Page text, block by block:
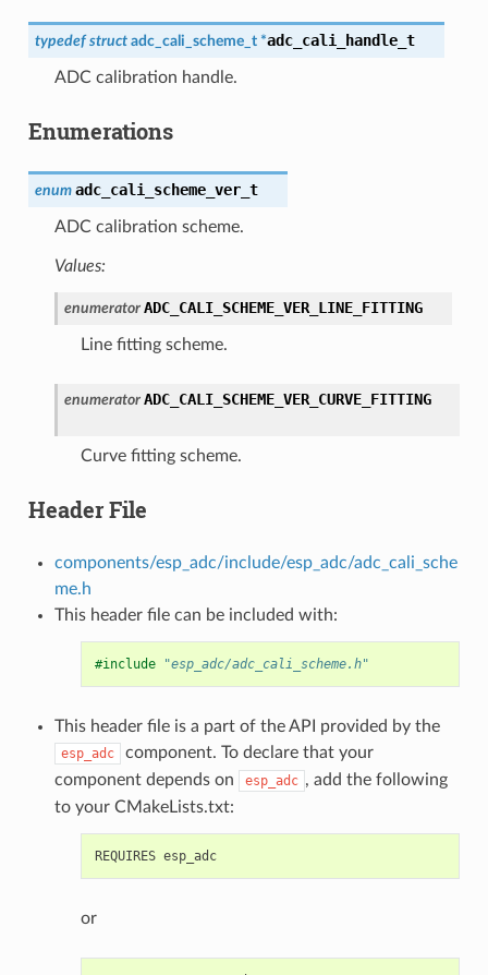
typedef struct adc_cali_scheme_t *adc_cali_handle_t
ADC calibration handle.
Enumerations
enum adc_cali_scheme_ver_t
ADC calibration scheme.
Values:
enumerator ADC_CALI_SCHEME_VER_LINE_FITTING
Line fitting scheme.
enumerator ADC_CALI_SCHEME_VER_CURVE_FITTING
Curve fitting scheme.
Header File
components/esp_adc/include/esp_adc/adc_cali_sche
me.h
This header file can be included with:
#include "esp_adc/adc_cali_scheme.h"
This header file is a part of the API provided by the
esp_adc
component. To declare that your
component depends on
esp_adc , add the following
to your CMakeLists.txt:
REQUIRES esp_adc
or